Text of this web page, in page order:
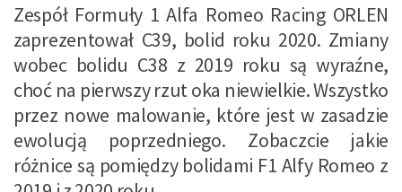
Zespół Formuły 1 Alfa Romeo Racing ORLEN
zaprezentował C39, bolid roku 2020. Zmiany
wobec bolidu C38 z 2019 roku są wyraźne,
choć na pierwszy rzut oka niewielkie. Wszystko
przez nowe malowanie, które jest w zasadzie
ewolucją poprzedniego. Zobaczcie jakie
różnice są pomiędzy bolidami F1 Alfy Romeo z